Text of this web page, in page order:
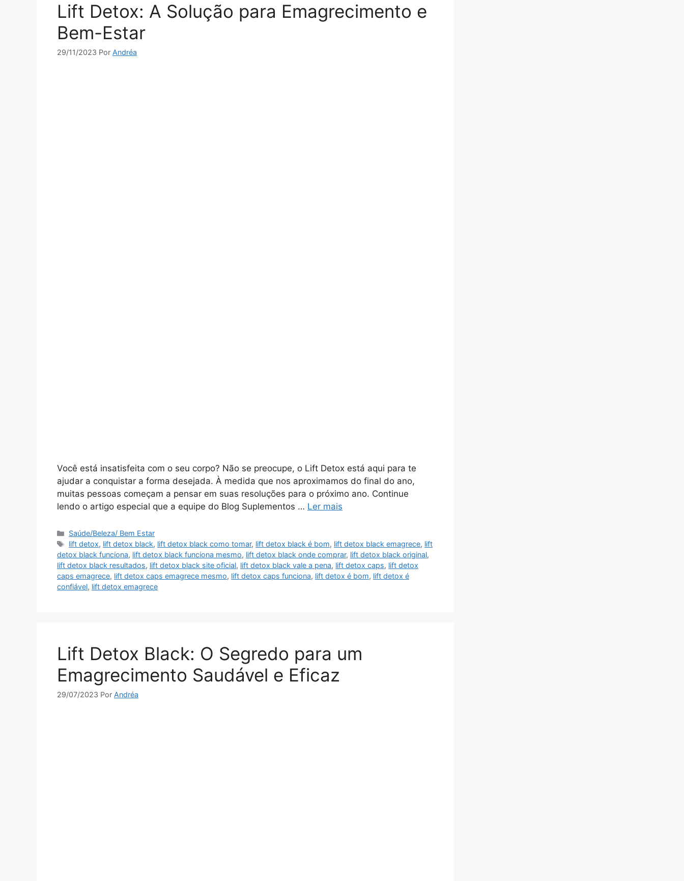
Lift Detox: A Solução para Emagrecimento e
Bem-Estar
29/11/2023 Por Andréa
Você está insatisfeita com o seu corpo? Não se preocupe, o Lift Detox está aqui para te
ajudar a conquistar a forma desejada. À medida que nos aproximamos do final do ano,
muitas pessoas começam a pensar em suas resoluções para o próximo ano. Continue
lendo o artigo especial que a equipe do Blog Suplementos … Ler mais
Categorias
Saúde/Beleza/ Bem Estar
Tags
lift detox, lift detox black, lift detox black como tomar, lift detox black é bom, lift detox black emagrece, lift
detox black funciona, lift detox black funciona mesmo, lift detox black onde comprar, lift detox black original,
lift detox black resultados, lift detox black site oficial, lift detox black vale a pena, lift detox caps, lift detox
caps emagrece, lift detox caps emagrece mesmo, lift detox caps funciona, lift detox é bom, lift detox é
confiável, lift detox emagrece
Lift Detox Black: O Segredo para um
Emagrecimento Saudável e Eficaz
29/07/2023 Por Andréa